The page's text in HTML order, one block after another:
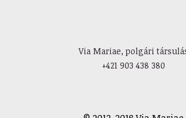
Via Mariae, polgári
+421 903 438 380